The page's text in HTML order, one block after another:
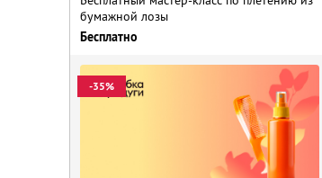
бумажной лозы
Бесплатно
-35%